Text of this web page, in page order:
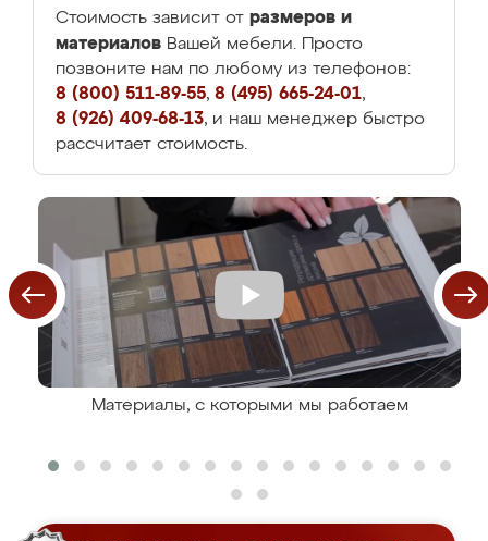
Стоимость зависит от размеров и
материалов Вашей мебели. Просто
позвоните нам по любому из телефонов:
8 (800) 511-89-55, 8 (495) 665-24-01,
8 (926) 409-68-13, и наш менеджер быстро
рассчитает стоимость.
Материалы, с которыми мы работаем